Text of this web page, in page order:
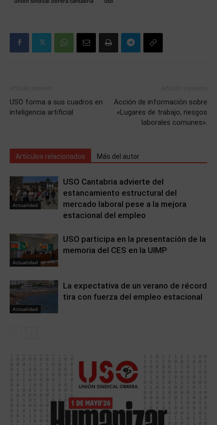
USO forma a sus cuadros en
inteligencia artificial
Acción de información sobre
«Lugares de trabajo, riesgos
laborales comunes».
Artículos relacionados Más del autor
Actualidad
USO Cantabria advierte del
estancamiento estructural del
mercado laboral pese a la mejora
estacional del empleo
Actualidad
USO participa en la presentación de la
memoria del CES en la UIMP
Actualidad
La expectativa de un verano de récord
tira con fuerza del empleo estacional